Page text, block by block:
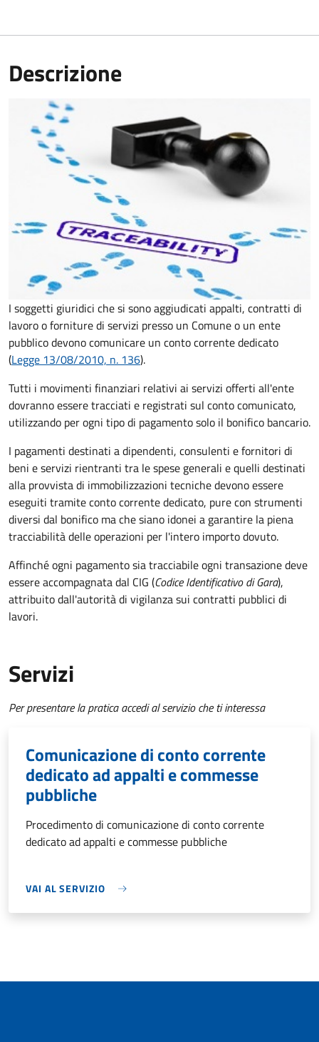
Descrizione
I soggetti giuridici che si sono aggiudicati appalti, contratti di
lavoro o forniture di servizi presso un Comune o un ente
pubblico devono comunicare un conto corrente dedicato
(Legge 13/08/2010, n. 136).
Tutti i movimenti finanziari relativi ai servizi offerti all'ente
dovranno essere tracciati e registrati sul conto comunicato,
utilizzando per ogni tipo di pagamento solo il bonifico bancario.
I pagamenti destinati a dipendenti, consulenti e fornitori di
beni e servizi rientranti tra le spese generali e quelli destinati
alla provvista di immobilizzazioni tecniche devono essere
eseguiti tramite conto corrente dedicato, pure con strumenti
diversi dal bonifico ma che siano idonei a garantire la piena
tracciabilità delle operazioni per l'intero importo dovuto.
Affinché ogni pagamento sia tracciabile ogni transazione deve
essere accompagnata dal CIG (Codice Identificativo di Gara),
attribuito dall'autorità di vigilanza sui contratti pubblici di
lavori.
Servizi
Per presentare la pratica accedi al servizio che ti interessa
Comunicazione di conto corrente
dedicato ad appalti e commesse
pubbliche
Procedimento di comunicazione di conto corrente
dedicato ad appalti e commesse pubbliche
VAI AL SERVIZIO